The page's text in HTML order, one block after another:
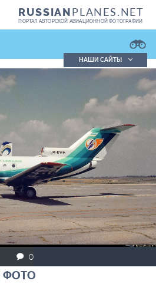
RUSSIANPLANES.NET
ПОРТАЛ АВТОРСКОЙ АВИАЦИОННОЙ ФОТОГРАФИИ
ВОЙТИ
фотографий
в реестре
НАШИ САЙТЫ
0
ФОТО